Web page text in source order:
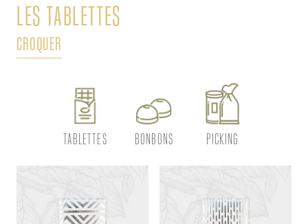
LES TABLETTES
CROQUER
TABLETTES BONBONS PICKING